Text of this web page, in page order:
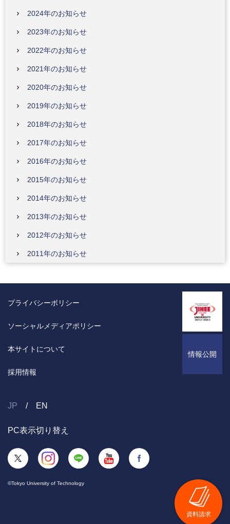
2024年のお知らせ
2023年のお知らせ
2022年のお知らせ
2021年のお知らせ
2020年のお知らせ
2019年のお知らせ
2018年のお知らせ
2017年のお知らせ
2016年のお知らせ
2015年のお知らせ
2014年のお知らせ
2013年のお知らせ
2012年のお知らせ
2011年のお知らせ
情報公開
プライバシーポリシー
ソーシャルメディアポリシー
本サイトについて
採用情報
JP EN
PC表示切り替え
©Tokyo University of Technology
資料請求